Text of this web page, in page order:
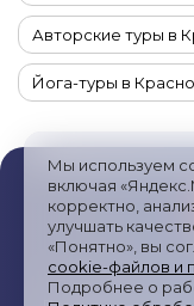
Мы используем
включая
корректно,
улучшать
«Понятно», вы
cookie-файлов и
Подробнее о
Авторские туры в
Йога-туры в
Комбинированные
Новогодние туры
Публичная